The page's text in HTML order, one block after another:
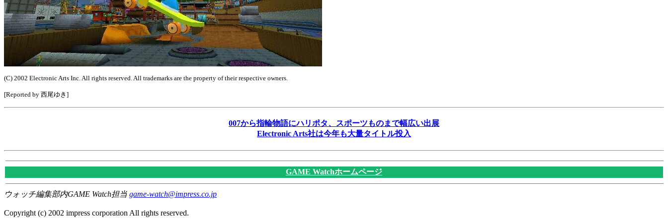
(C) 2002 Electronic Arts Inc. All rights reserved. All trademarks are the property of their respective owners.
[Reported by 西尾ゆき]
007から指輪物語にハリポタ、スポーツものまで幅広い出展
Electronic Arts社は今年も大量タイトル投入
GAME Watchホームページ
ウォッチ編集部内GAME Watch担当 game-watch@impress.co.jp
Copyright (c) 2002 impress corporation All rights reserved.